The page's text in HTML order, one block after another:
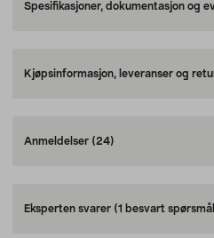
Spesifikasjoner, dokumentasjon og
Kjøpsinformasjon, leveranser og
Anmeldelser (24)
Eksperten svarer (1 besvart